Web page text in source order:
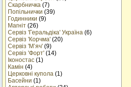
Cкарбничка (7)
Попільнички (39)
Годинники (9)
Магніт (26)
Сервіз 'Геральдіка' Україна (6)
Сервіз 'Корчма' (20)
Сервіз 'М’яч' (9)
Сервіз 'Форт' (14)
Іконостас (1)
Камін (4)
Церковні купола (1)
Басейни (1)